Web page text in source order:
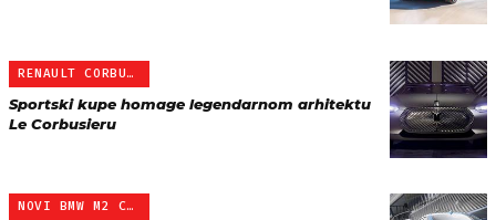
RENAULT CORBUSIER COUPE …
Sportski kupe homage legendarnom arhitektu
Le Corbusieru
NOVI BMW M2 COUPE